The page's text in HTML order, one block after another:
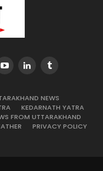
NEWS
KEDARNATH YATRA
FROM UTTARAKHAND
PRIVACY POLICY